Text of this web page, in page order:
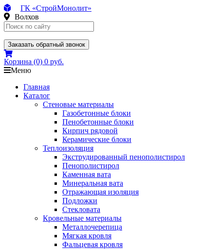
ГК «СтройМонолит»
Волхов
Заказать обратный звонок
Корзина (0) 0 руб.
Меню
Главная
Каталог
Стеновые материалы
Газобетонные блоки
Пенобетонные блоки
Кирпич рядовой
Керамические блоки
Теплоизоляция
Экструдированный пенополистирол
Пенополистирол
Каменная вата
Минеральная вата
Отражающая изоляция
Подложки
Стекловата
Кровельные материалы
Металлочерепица
Мягкая кровля
Фальцевая кровля